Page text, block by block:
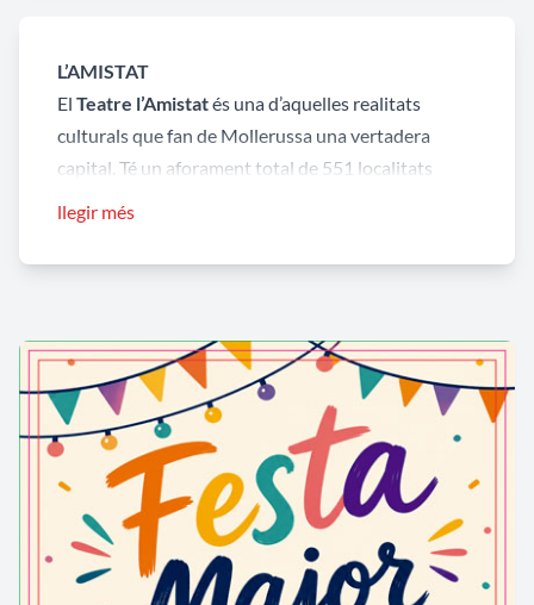
L’AMISTAT
El Teatre l’Amistatés una d’aquelles realitats
culturals que fan de Mollerussa una vertadera
capital. Té un aforament total de 551 localitats
pedra tallada amb encoixinat. S’ha dit que és el
primer edifici de pisos de Mollerussa.
CAN CULLERÉ
Can Culleré
és una casa senyorial dels afores,
projectada a darreries del segle XIX pel mateix
enginyer que va dirigir les obres del canal. Està
coberta amb teulada a dues vessants, amb el ràfec
llegir més